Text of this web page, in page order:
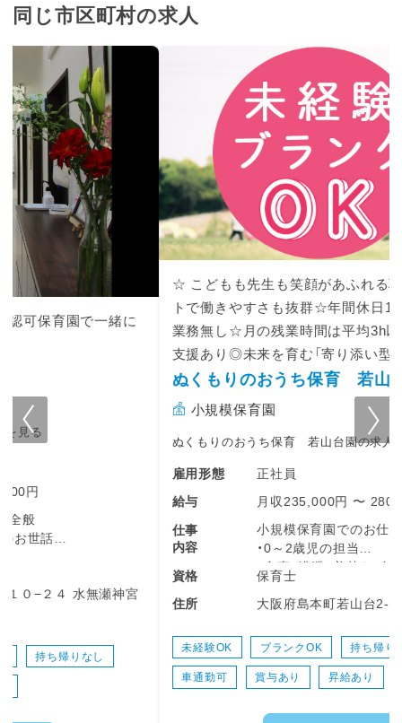
◇ 研修・イベントの企画運営
・保育士向け研修の準備・運営
・保護者向けイベントや地域イベントの企画・
運営
◇ 社外対応のサポート
・行政対応や監査対応のサポート
◇ 保育環境・安全管理の整備
・保育運営マニュアルの作成や整備
・緊急時の保育対応や安全管理のサポート
など
現場の保育と運営の両方に携わりながら、各園
を支えるやりがいのあるポジションです♪
同じ市区町村の求人
☆ こどもも先生も笑顔があふれる職場♪充実のサポー
トで働きやすさも抜群☆年間休日120日以上☆持ち帰り
業務無し☆月の残業時間は平均3h以内☆スキルアップ
支援あり◎未来を育む「寄り添い型保育士」募集中！！
ぬくもりのおうち保育 若山台園
ぬくもりのおうち保育 若山台園の求人一覧を見る
給与
月収235,000円 〜 280,000円
仕事
内容
小規模保育園でのお仕事です♪
・0～2歳児の担当
・食事、排泄、着替え、午睡の補助
・園内の環境整備
・保護者対応
大阪府島本町若山台2-6-2-104
未経験OK ブランクOK 持ち帰りなし 交通費支給
昇給あり